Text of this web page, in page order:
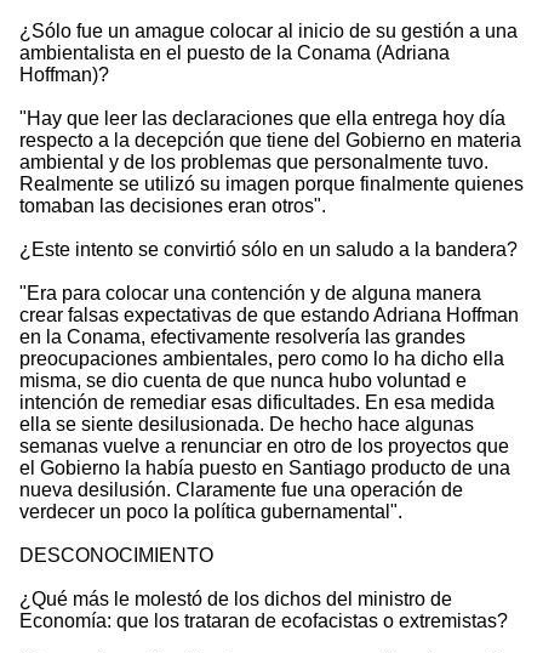
¿Sólo fue un amague colocar al inicio de su gestión a una
ambientalista en el puesto de la Conama (Adriana
Hoffman)?
"Hay que leer las declaraciones que ella entrega hoy día
respecto a la decepción que tiene del Gobierno en materia
ambiental y de los problemas que personalmente tuvo.
Realmente se utilizó su imagen porque finalmente quienes
tomaban las decisiones eran otros".
¿Este intento se convirtió sólo en un saludo a la bandera?
"Era para colocar una contención y de alguna manera
crear falsas expectativas de que estando Adriana Hoffman
en la Conama, efectivamente resolvería las grandes
preocupaciones ambientales, pero como lo ha dicho ella
misma, se dio cuenta de que nunca hubo voluntad e
intención de remediar esas dificultades. En esa medida
ella se siente desilusionada. De hecho hace algunas
semanas vuelve a renunciar en otro de los proyectos que
el Gobierno la había puesto en Santiago producto de una
nueva desilusión. Claramente fue una operación de
verdecer un poco la política gubernamental".
DESCONOCIMIENTO
¿Qué más le molestó de los dichos del ministro de
Economía: que los trataran de ecofacistas o extremistas?